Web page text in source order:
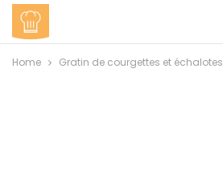
Home Gratin de courgettes et échalotes